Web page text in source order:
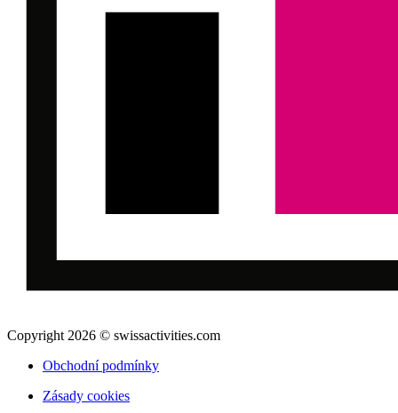
Copyright 2026 © swissactivities.com
Obchodní podmínky
Zásady cookies